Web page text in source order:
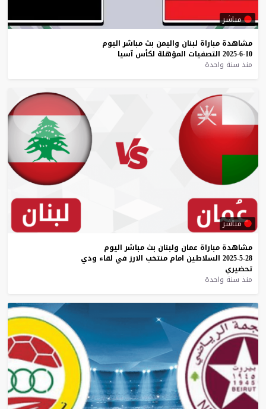
مباشر
مشاهدة مباراة لبنان واليمن بث مباشر اليوم
10-6-2025
التصفيات المؤهلة لكأس آسيا
منذ سنة واحدة
مباشر
مشاهدة مباراة عمان ولبنان بث مباشر اليوم
28-5-2025
السلاطين امام منتخب الارز في لقاء ودي
تحضيري
منذ سنة واحدة